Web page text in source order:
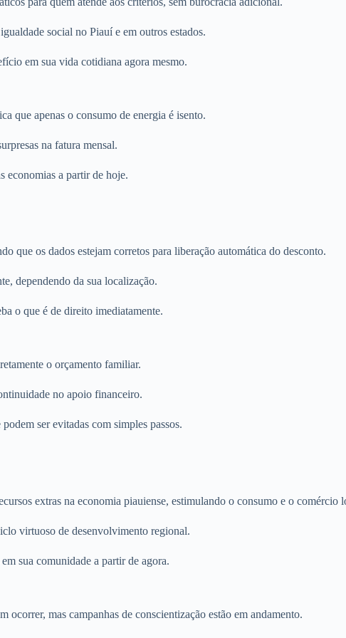
social no Piauí e em outros estados.
em sua vida cotidiana agora mesmo.
que apenas o consumo de energia é isento.
na fatura mensal.
economias a partir de hoje.
que os dados estejam corretos para liberação automática do desconto.
dependendo da sua localização.
o que é de direito imediatamente.
o orçamento familiar.
no apoio financeiro.
ser evitadas com simples passos.
extras na economia piauiense, estimulando o consumo e o comércio
virtuoso de desenvolvimento regional.
sua comunidade a partir de agora.
mas campanhas de conscientização estão em andamento.